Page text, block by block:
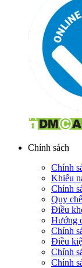
Chính sách
Chính
Khiếu
Chính
Quy
Điều
Hướng
Chính
Điều
Chính
Chính